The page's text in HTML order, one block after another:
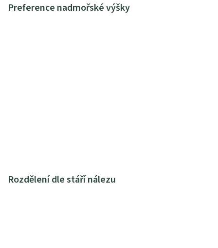
Preference nadmořské výšky
Rozdělení dle stáří nálezu